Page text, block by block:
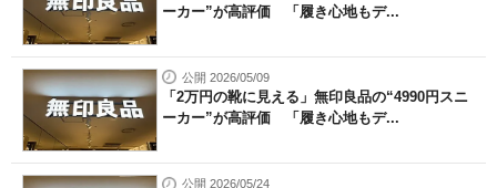
ーカー”が高評価 「履き心地もデ...
公開 2026/05/09
「2万円の靴に見える」無印良品の“4990円スニ
ーカー”が高評価 「履き心地もデ...
公開 2026/05/24